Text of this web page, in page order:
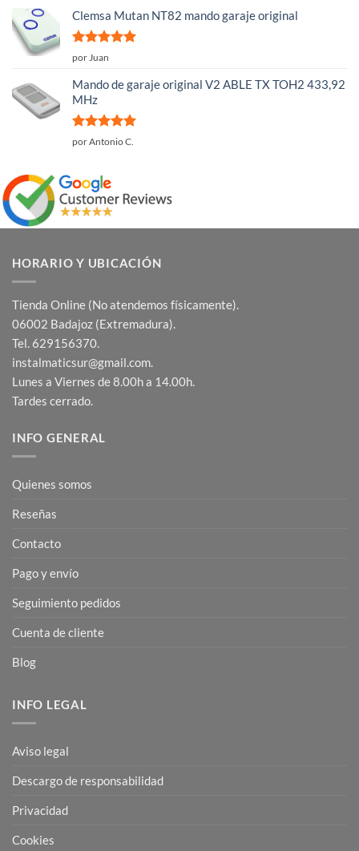
5
Clemsa Mutan NT82 mando garaje original
Valorado
por Juan
Mando de garaje original V2 ABLE TX TOH2 433,92
MHz
Valorado
por Antonio C.
HORARIO Y UBICACIÓN
Tienda Online (No atendemos físicamente).
06002 Badajoz (Extremadura).
Tel. 629156370.
instalmaticsur@gmail.com.
Lunes a Viernes de 8.00h a 14.00h.
Tardes cerrado.
INFO GENERAL
Quienes somos
Reseñas
Contacto
Pago y envío
Seguimiento pedidos
Cuenta de cliente
Blog
INFO LEGAL
Aviso legal
Descargo de responsabilidad
Privacidad
Cookies